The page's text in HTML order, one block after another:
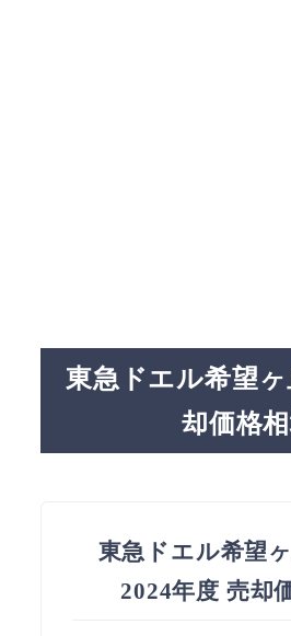
東急ドエル希望
却価格
東急ドエル希望
2024年度 売却